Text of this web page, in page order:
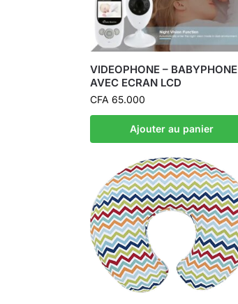
VIDEOPHONE – BABYPHONE
AVEC ECRAN LCD
CFA 65.000
Ajouter au panier